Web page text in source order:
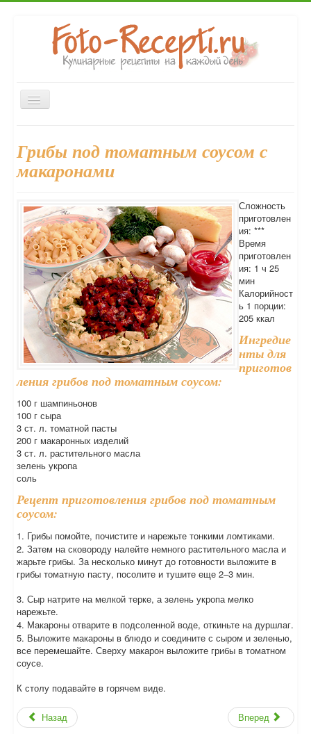
Включить/
выключить
Десерты Выпечка Напитки
Консервирование
Форум
Грибы под томатным соусом с
макаронами
Сложность
приготовлен
ия: ***
Время
приготовлен
ия: 1 ч 25
мин
Калорийност
ь 1 порции:
205 ккал
Ингредие
нты для
приготов
ления грибов под томатным соусом:
100 г шампиньонов
100 г сыра
3 ст. л. томатной пасты
200 г макаронных изделий
3 ст. л. растительного масла
зелень укропа
соль
Рецепт приготовления грибов под томатным
соусом:
1. Грибы помойте, почистите и нарежьте тонкими ломтиками.
2. Затем на сковороду налейте немного растительного масла и
жарьте грибы. За несколько минут до готовности выложите в
грибы томатную пасту, посолите и тушите еще 2–3 мин.
3. Сыр натрите на мелкой терке, а зелень укропа мелко
нарежьте.
4. Макароны отварите в подсоленной воде, откиньте на дуршлаг.
5. Выложите макароны в блюдо и соедините с сыром и зеленью,
все перемешайте. Сверху макарон выложите грибы в томатном
соусе.
К столу подавайте в горячем виде.
Назад Вперед